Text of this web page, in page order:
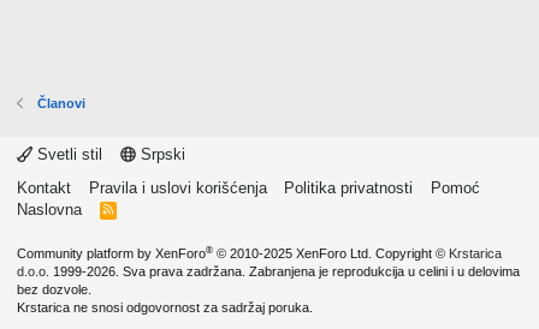
Članovi
Svetli stil
Srpski
Kontakt
Pravila i uslovi korišćenja Politika privatnosti
Pomoć
Naslovna
R
Community platform by XenForo® © 2010-2025 XenForo Ltd. Copyright © Krstarica
d.o.o. 1999-2026. Sva prava zadržana. Zabranjena je reprodukcija u celini i u delovima
bez dozvole.
Krstarica ne snosi odgovornost za sadržaj poruka.